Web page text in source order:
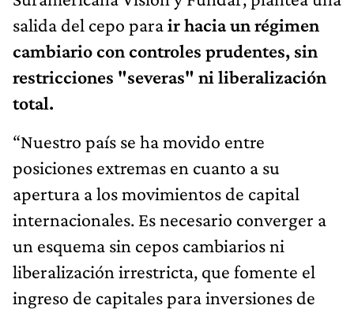
salida del cepo parair hacia un régimen
cambiario con controles prudentes, sin
restricciones "severas" ni liberalización
total.
“Nuestro país se ha movido entre
posiciones extremas en cuanto a su
apertura a los movimientos de capital
internacionales. Es necesario converger a
un esquema sin cepos cambiarios ni
liberalización irrestricta, que fomente el
ingreso de capitales para inversiones de